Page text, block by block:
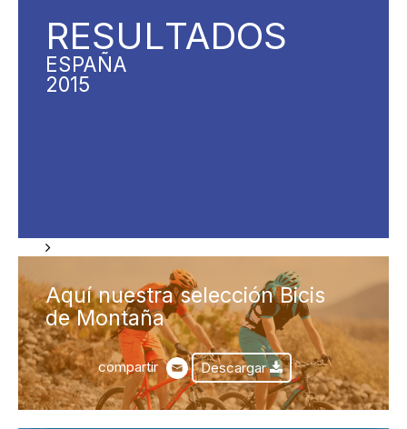
RESULTADOS
ESPAÑA
2015
Aquí nuestra selección Bicis
de Montaña
compartir Descargar